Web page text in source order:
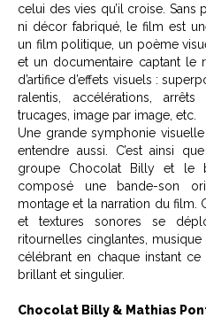
celui des vies qu’il croise. Sans
ni décor fabriqué, le film est
un film politique, un poème
et un documentaire captant le
d’artifice d’effets visuels :
ralentis, accélérations,
trucages, image par image, etc.
Une grande symphonie
entendre aussi. C’est ainsi
groupe Chocolat Billy et le
composé une bande-son
montage et la narration du film.
et textures sonores se
ritournelles cinglantes, musique
célébrant en chaque instant
brillant et singulier.
Chocolat Billy & Mathias